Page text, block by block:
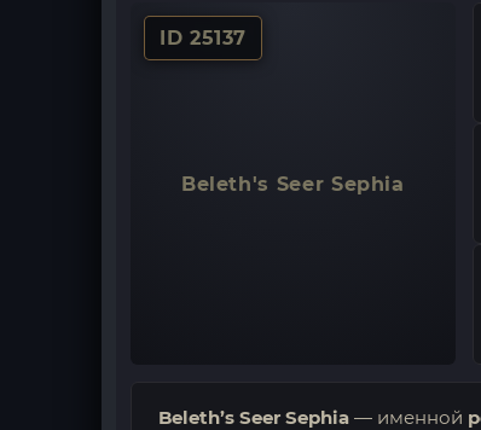
ID 25137
Beleth's Seer Sephia
Beleth’s Seer Sephia — именной